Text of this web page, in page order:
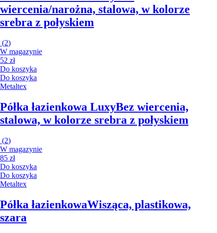
wiercenia/narożna, stalowa, w kolorze
srebra z połyskiem
(2)
W magazynie
52 zł
Do koszyka
Do koszyka
Metaltex
Półka łazienkowa LuxyBez wiercenia,
stalowa, w kolorze srebra z połyskiem
(2)
W magazynie
85 zł
Do koszyka
Do koszyka
Metaltex
Półka łazienkowaWisząca, plastikowa,
szara